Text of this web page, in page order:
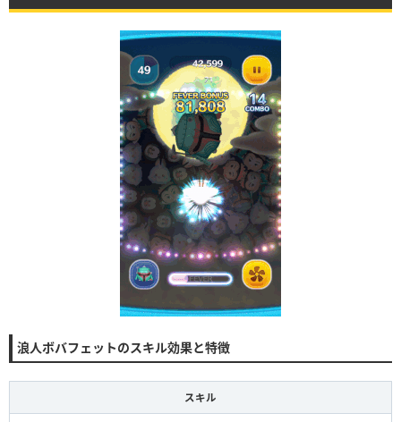
浪人ボバフェットのスキル効果と特徴
スキル